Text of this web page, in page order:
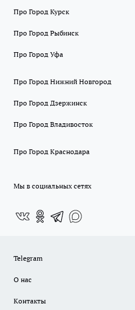
Про Город Курск
Про Город Рыбинск
Про Город Уфа
Про Город Нижний Новгород
Про Город Дзержинск
Про Город Владивосток
Про Город Краснодара
Мы в социальных сетях
Telegram
О нас
Контакты